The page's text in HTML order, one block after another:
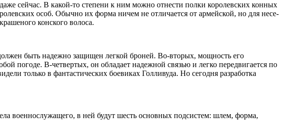
сейчас. В какой-то степени к ним можно отнести полки королевских конных
особ. Обычно их форма ничем не отличается от армейской, но для несе­
конского волоса.
быть надежно защищен лег­кой броней. Во-вторых, мощность его
погоде. В-четвертых, он обладает надежной связью и легко передвигается по
только в фантастических боевиках Голливуда. Но сегодня разработка
военнослужащего, в ней будут шесть основных подсистем: шлем, форма,